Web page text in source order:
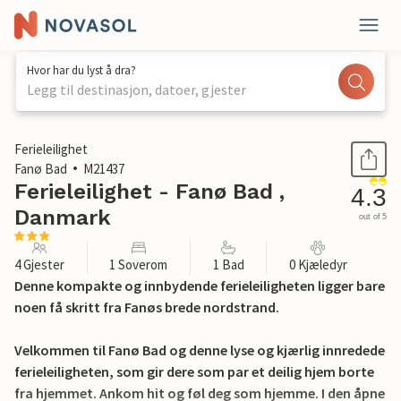
Hvor har du lyst å dra?
Legg til destinasjon, datoer, gjester
1 / 26
Ferieleilighet
Fanø Bad
M21437
Ferieleilighet - Fanø Bad ,
Danmark
4.3
out of 5
4 Gjester 1 Soverom 1 Bad 0 Kjæledyr
Denne kompakte og innbydende ferieleiligheten ligger bare
noen få skritt fra Fanøs brede nordstrand.
Velkommen til Fanø Bad og denne lyse og kjærlig innredede
ferieleiligheten, som gir dere som par et deilig hjem borte
fra hjemmet. Ankom hit og føl deg som hjemme. I den åpne